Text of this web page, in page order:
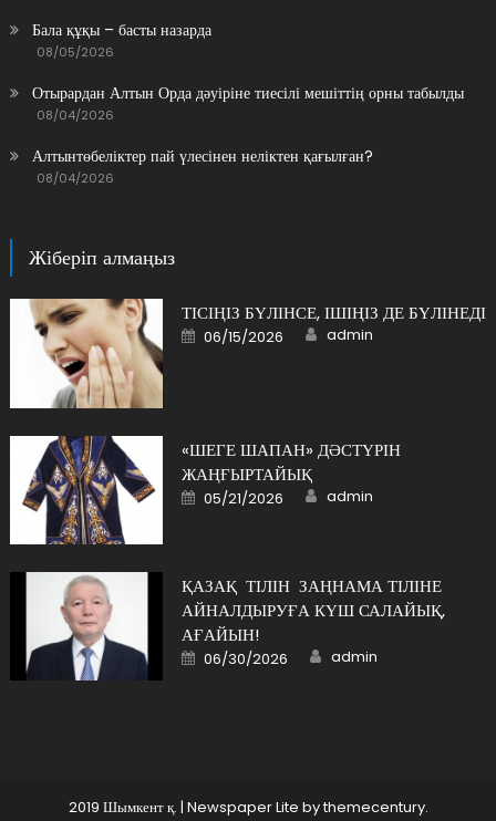
Бала құқы – басты назарда
08/05/2026
Отырардан Алтын Орда дәуіріне тиесілі мешіттің орны табылды
08/04/2026
Алтынтөбеліктер пай үлесінен неліктен қағылған?
08/04/2026
Жіберіп алмаңыз
ТІСІҢІЗ БҮЛІНСЕ, ІШІҢІЗ ДЕ БҮЛІНЕДІ
Posted
on
06/15/2026 Author
admin
«ШЕГЕ ШАПАН» ДӘСТҮРІН
ЖАҢҒЫРТАЙЫҚ
Posted
on
05/21/2026 Author
admin
ҚАЗАҚ ТІЛІН ЗАҢНАМА ТІЛІНЕ
АЙНАЛДЫРУҒА КҮШ САЛАЙЫҚ,
АҒАЙЫН!
Posted
on
06/30/2026 Author
admin
2019 Шымкент қ. | Newspaper Lite bythemecentury.